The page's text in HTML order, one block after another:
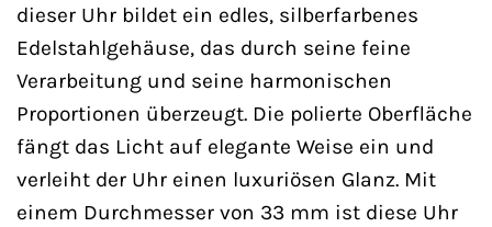
dieser Uhr bildet ein edles, silberfarbenes
Edelstahlgehäuse, das durch seine feine
Verarbeitung und seine harmonischen
Proportionen überzeugt. Die polierte Oberfläche
fängt das Licht auf elegante Weise ein und
verleiht der Uhr einen luxuriösen Glanz. Mit
einem Durchmesser von 33 mm ist diese Uhr